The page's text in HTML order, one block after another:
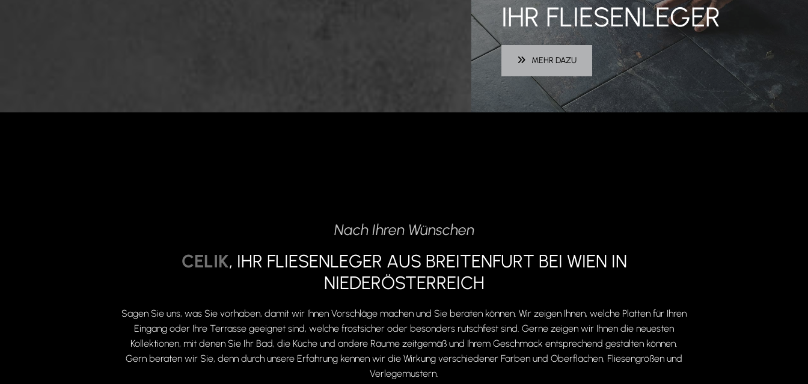
IHR FLIESENLEGER
MEHR DAZU
Nach Ihren Wünschen
CELIK, IHR FLIESENLEGER AUS BREITENFURT BEI WIEN IN
NIEDERÖSTERREICH
Sagen Sie uns, was Sie vorhaben, damit wir Ihnen Vorschläge machen und Sie beraten können. Wir zeigen Ihnen, welche Platten für Ihren
Eingang oder Ihre Terrasse geeignet sind, welche frostsicher oder besonders rutschfest sind. Gerne zeigen wir Ihnen die neuesten
Kollektionen, mit denen Sie Ihr Bad, die Küche und andere Räume zeitgemäß und Ihrem Geschmack entsprechend gestalten können.
Gern beraten wir Sie, denn durch unsere Erfahrung kennen wir die Wirkung verschiedener Farben und Oberflächen, Fliesengrößen und
Verlegemustern.